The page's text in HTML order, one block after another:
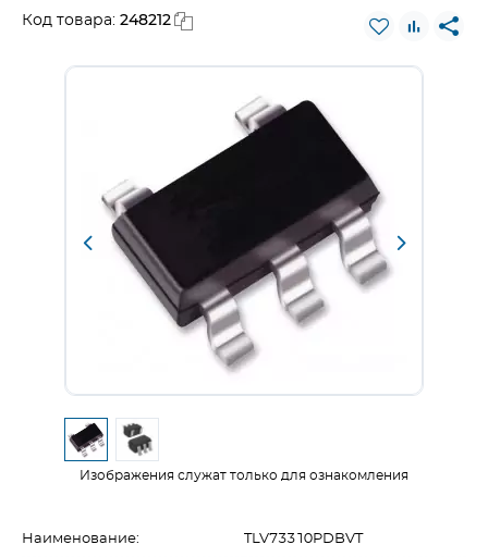
Код товара: 248212
Изображения служат только для ознакомления
Наименование: TLV73310PDBVT